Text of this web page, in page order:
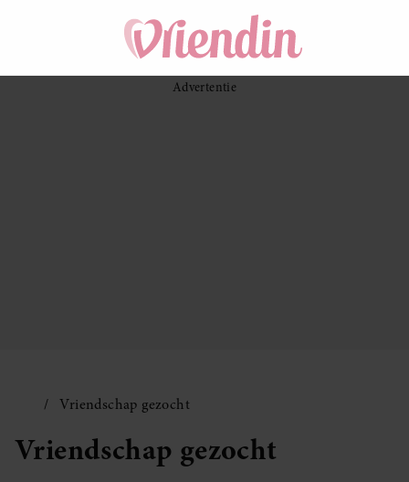
Vriendschap gezocht
Vriendschap gezocht